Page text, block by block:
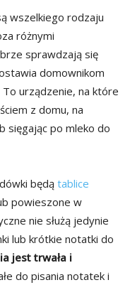
wszelkiego rodzaju
różnymi
sprawdzają się
domownikom
urządzenie, na które
z domu, na
sięgając po mleko do
będą tablice
powieszone w
nie służą jedynie
lub krótkie notatki do
jest trwała i
do pisania notatek i